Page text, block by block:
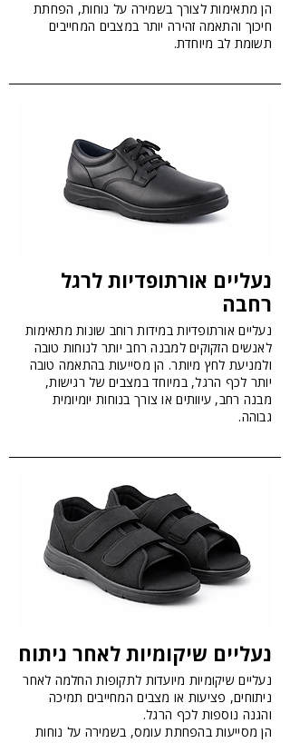
הן מתאימות לצורך בשמירה על נוחות, הפחתת
חיכוך והתאמה זהירה יותר במצבים המחייבים
תשומת לב מיוחדת.
נעליים אורתופדיות לרגל
רחבה
נעליים אורתופדיות במידות רוחב שונות מתאימות
לאנשים הזקוקים למבנה רחב יותר לנוחות טובה
ולמניעת לחץ מיותר. הן מסייעות בהתאמה טובה
יותר לכף הרגל, במיוחד במצבים של רגישות,
מבנה רחב, עיוותים או צורך בנוחות יומיומית
גבוהה.
נעליים שיקומיות לאחר ניתוח
נעליים שיקומיות מיועדות לתקופות החלמה לאחר
ניתוחים, פציעות או מצבים המחייבים תמיכה
והגנה נוספות לכף הרגל.
הן מסייעות בהפחתת עומס, בשמירה על נוחות